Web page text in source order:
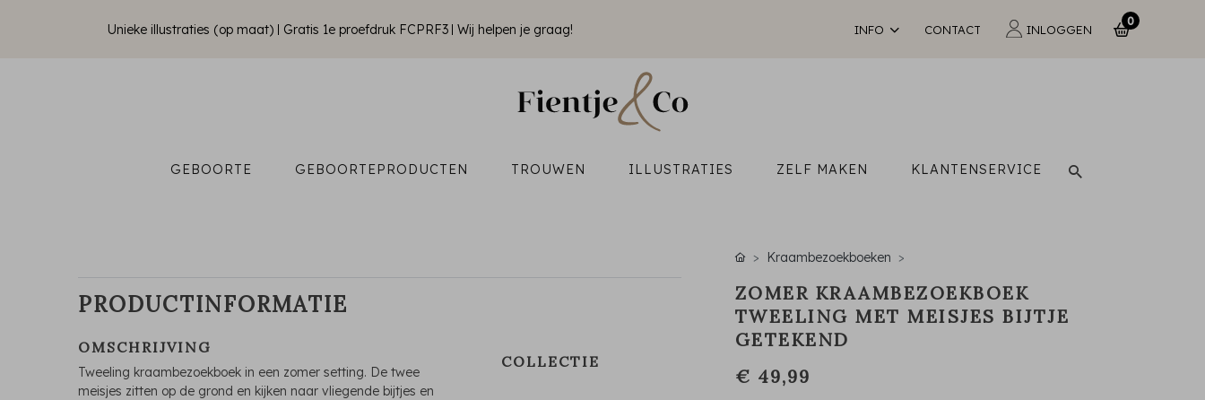
Unieke illustraties (op maat) Gratis 1e proefdruk FCPRF3 Wij helpen je graag! INFO CONTACT INLOGGEN
0
GEBOORTE GEBOORTEPRODUCTEN TROUWEN ILLUSTRATIES ZELF MAKEN KLANTENSERVICE
PRODUCTINFORMATIE
OMSCHRIJVING
Tweeling kraambezoekboek in een zomer setting. De twee
meisjes zitten op de grond en kijken naar vliegende bijtjes en
COLLECTIE
Kraambezoekboeken
ZOMER KRAAMBEZOEKBOEK
TWEELING MET MEISJES BIJTJE
GETEKEND
€ 49,99